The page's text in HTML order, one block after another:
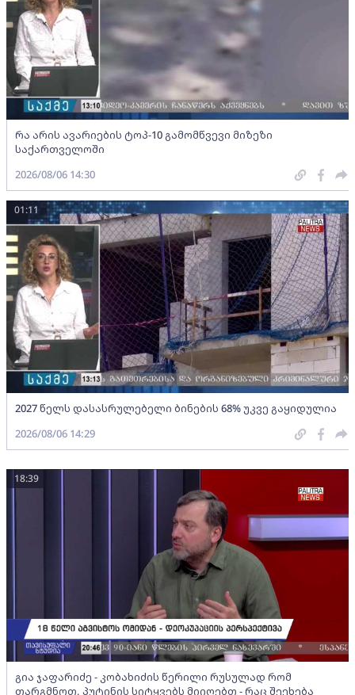
რა არის ავარიების ტოპ-10 გამომწვევი მიზეზი
საქართველოში
2026/08/06 14:30
2027 წელს დასასრულებელი ბინების 68% უკვე გაყიდულია
01:11
2026/08/06 14:29
გია ჯაფარიძე - კობახიძის წერილი რუსულად რომ
თარგმნოთ, პუტინის სიტყვებს მიიღებთ - რაც შეეხება
18:39